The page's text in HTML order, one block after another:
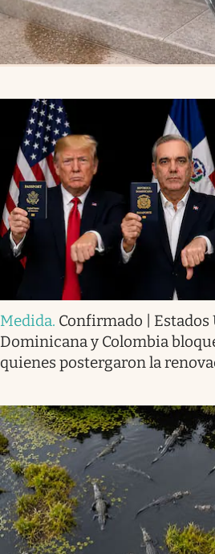
Medida. Confirmado |
Dominicana y Colombia
quienes postergaron la